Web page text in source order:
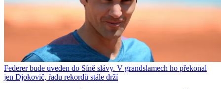
Federer bude uveden do Síně slávy. V grandslamech ho překonal
jen Djokovič, řadu rekordů stále drží